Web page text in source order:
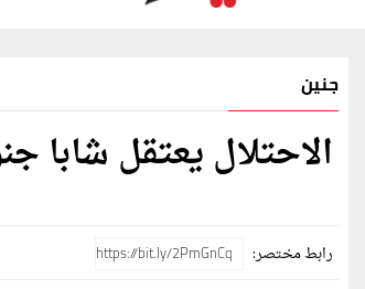
جنين
الاحتلال يعتقل شابا
رابط مختصر: